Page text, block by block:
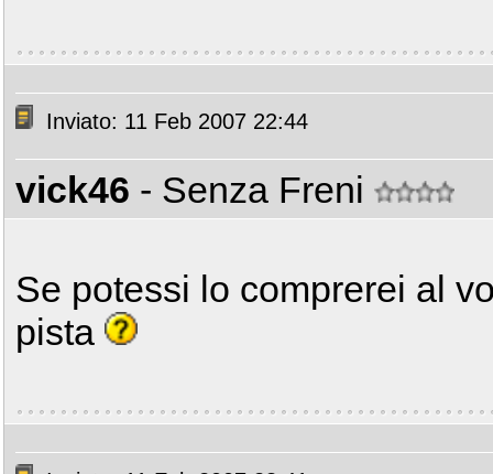
Inviato: 11 Feb 2007 22:44
vick46 - Senza Freni
Se potessi lo comprerei al
pista